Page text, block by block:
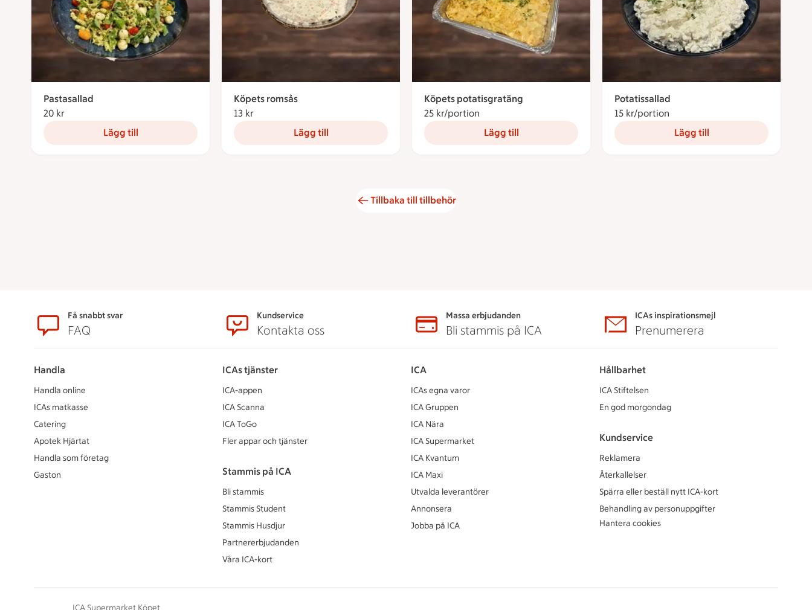
Pastasallad
20 kr
Lägg till
Köpets romsås
13 kr
Lägg till
Köpets potatisgratäng
25 kr/portion
Lägg till
Potatissallad
15 kr/portion
Lägg till
Tillbaka till tillbehör
SidfotFå snabbt svar
FAQ
Kundservice
Kontakta oss
Massa erbjudanden
Bli stammis på ICA
ICAs inspirationsmejl
Prenumerera
Handla
Handla online
ICAs matkasse
Catering
Apotek Hjärtat
Handla som företag
Gaston
ICAs tjänster
ICA-appen
ICA Scanna
ICA ToGo
Fler appar och tjänster
Stammis på ICA
Bli stammis
Stammis Student
Stammis Husdjur
Partnererbjudanden
Våra ICA-kort
ICA
ICAs egna varor
ICA Gruppen
ICA Nära
ICA Supermarket
ICA Kvantum
ICA Maxi
Utvalda leverantörer
Annonsera
Jobba på ICA
Hållbarhet
ICA Stiftelsen
En god morgondag
Kundservice
Reklamera
Återkallelser
Spärra eller beställ nytt ICA-kort
Behandling av personuppgifter
Hantera cookies
ICA Supermarket Köpet